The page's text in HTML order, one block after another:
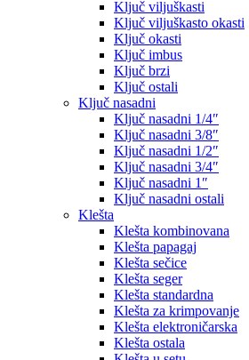
Ključ viljuškasti
Ključ viljuškasto okasti
Ključ okasti
Ključ imbus
Ključ brzi
Ključ ostali
Ključ nasadni
Ključ nasadni 1/4″
Ključ nasadni 3/8″
Ključ nasadni 1/2″
Ključ nasadni 3/4″
Ključ nasadni 1″
Ključ nasadni ostali
Klešta
Klešta kombinovana
Klešta papagaj
Klešta sečice
Klešta seger
Klešta standardna
Klešta za krimpovanje
Klešta elektroničarska
Klešta ostala